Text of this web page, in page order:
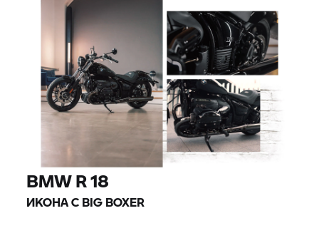
BMW R 18
ИКОНА С BIG BOXER